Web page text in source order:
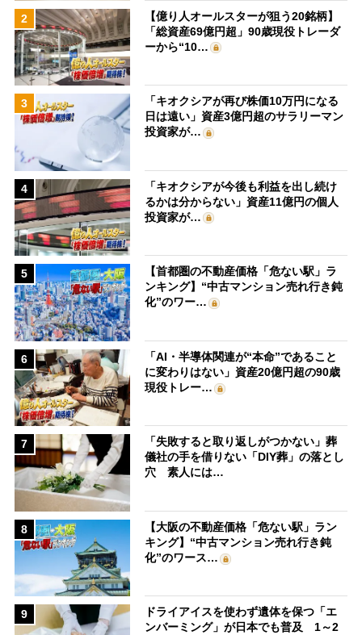
2
【億り人オールスターが狙う20銘柄】
「総資産69億円超」90歳現役トレーダ
ーから“10…
3
「キオクシアが再び株価10万円になる
日は遠い」資産3億円超のサラリーマン
投資家が…
4
「キオクシアが今後も利益を出し続け
るかは分からない」資産11億円の個人
投資家が…
5
【首都圏の不動産価格「危ない駅」ラ
ンキング】“中古マンション売れ行き鈍
化”のワー…
6
「AI・半導体関連が“本命”であること
に変わりはない」資産20億円超の90歳
現役トレー…
7
「失敗すると取り返しがつかない」葬
儀社の手を借りない「DIY葬」の落とし
穴 素人には…
8
【大阪の不動産価格「危ない駅」ラン
キング】“中古マンション売れ行き鈍
化”のワース…
9
ドライアイスを使わず遺体を保つ「エ
ンバーミング」が日本でも普及 1～2